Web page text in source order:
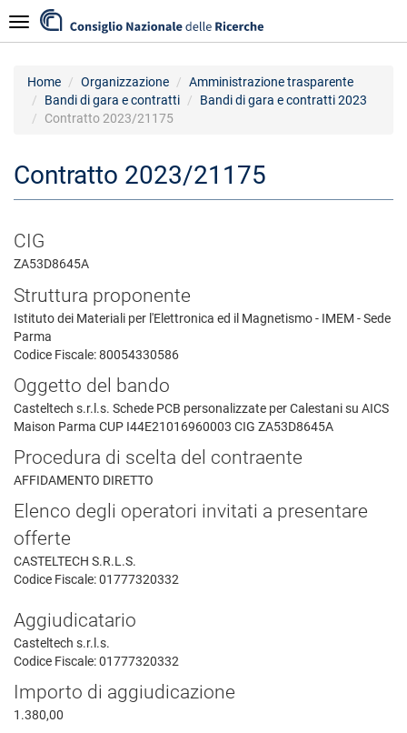
al
contenuto
Navigazione
Home Organizzazione
Amministrazione trasparente
Bandi di gara e contratti
Bandi di gara e contratti 2023
Contratto 2023/21175
Contratto 2023/21175
CIG
ZA53D8645A
Struttura proponente
Istituto dei Materiali per l'Elettronica ed il Magnetismo - IMEM - Sede
Parma
Codice Fiscale: 80054330586
Oggetto del bando
Casteltech s.r.l.s. Schede PCB personalizzate per Calestani su AICS
Maison Parma CUP I44E21016960003 CIG ZA53D8645A
Procedura di scelta del contraente
AFFIDAMENTO DIRETTO
Elenco degli operatori invitati a presentare
offerte
CASTELTECH S.R.L.S.
Codice Fiscale: 01777320332
Aggiudicatario
Casteltech s.r.l.s.
Codice Fiscale: 01777320332
Importo di aggiudicazione
1.380,00